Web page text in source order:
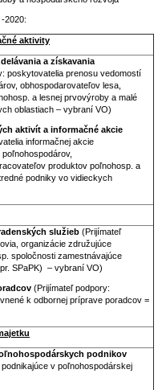
-2020:
aktivity
a získavania
poskytovatelia prenosu vedomostí
obhospodarovateľov lesa,
a lesnej prvovýroby a malé
oblastiach – vybraní VO)
aktivít a informačné akcie
informačnej akcie
produktov poľnohosp. a
podniky vo vidieckych
služieb (Prijímateľ
organizácie združujúce
spoločnosti zamestnávajúce
SPaPK) – vybraní VO)
(Prijímateľ podpory:
k odbornej príprave poradcov =
podnikov
v poľnohospodárskej